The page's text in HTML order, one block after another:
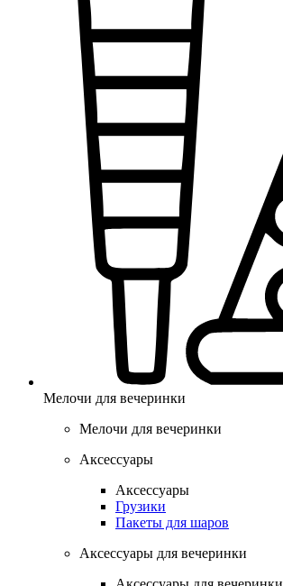
Мелочи для вечеринки
Мелочи для вечеринки
Аксессуары
Аксессуары
Грузики
Пакеты для шаров
Аксессуары для вечеринки